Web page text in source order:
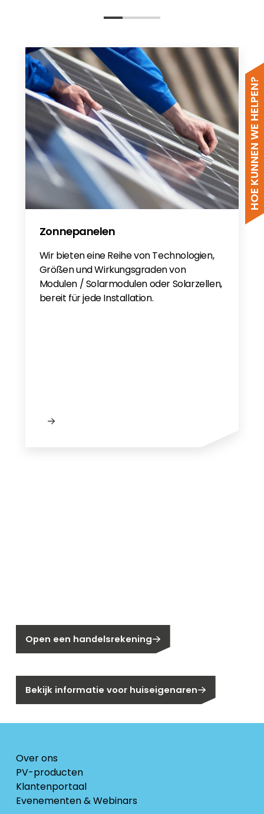
HOE KUNNEN WE HELPEN?
Zonnepanelen
Wir bieten eine Reihe von Technologien,
Größen und Wirkungsgraden von
Modulen / Solarmodulen oder Solarzellen,
bereit für jede Installation.
Open een handelsrekening
Bekijk informatie voor huiseigenaren
Over ons
PV-producten
Klantenportaal
Evenementen & Webinars